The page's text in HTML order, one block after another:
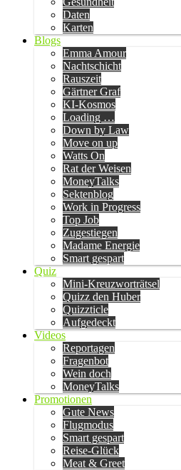
Daten
Karten
Blogs
Emma Amour
Nachtschicht
Rauszeit
Gärtner Graf
KI-Kosmos
Loading …
Down by Law
Move on up
Watts On
Rat der Weisen
MoneyTalks
Sektenblog
Work in Progress
Top Job
Zugestiegen
Madame Energie
Smart gespart
Quiz
Mini-Kreuzworträtsel
Quizz den Huber
Quizzticle
Aufgedeckt
Videos
Reportagen
Fragenbot
Wein doch
MoneyTalks
Promotionen
Gute News
Flugmodus
Smart gespart
Reise-Glück
Meat & Greet